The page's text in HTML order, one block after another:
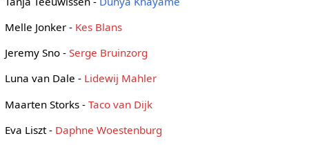
Melle Jonker - Kes Blans
Jeremy Sno - Serge Bruinzorg
Luna van Dale - Lidewij Mahler
Maarten Storks - Taco van Dijk
Eva Liszt - Daphne Woestenburg